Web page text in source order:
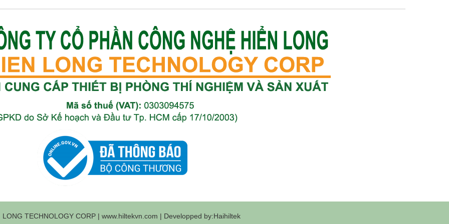
LONG TECHNOLOGY CORP | www.hiltekvn.com | Developped by:Haihiltek